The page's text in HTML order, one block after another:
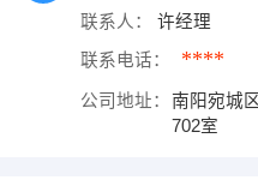
联系人： 许经理
联系电话： ****
公司地址：
南阳宛城
702室